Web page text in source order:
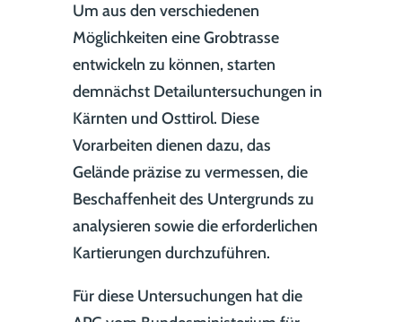
Um aus den verschiedenen
Möglichkeiten eine Grobtrasse
entwickeln zu können, starten
demnächst Detailuntersuchungen in
Kärnten und Osttirol. Diese
Vorarbeiten dienen dazu, das
Gelände präzise zu vermessen, die
Beschaffenheit des Untergrunds zu
analysieren sowie die erforderlichen
Kartierungen durchzuführen.
Für diese Untersuchungen hat die